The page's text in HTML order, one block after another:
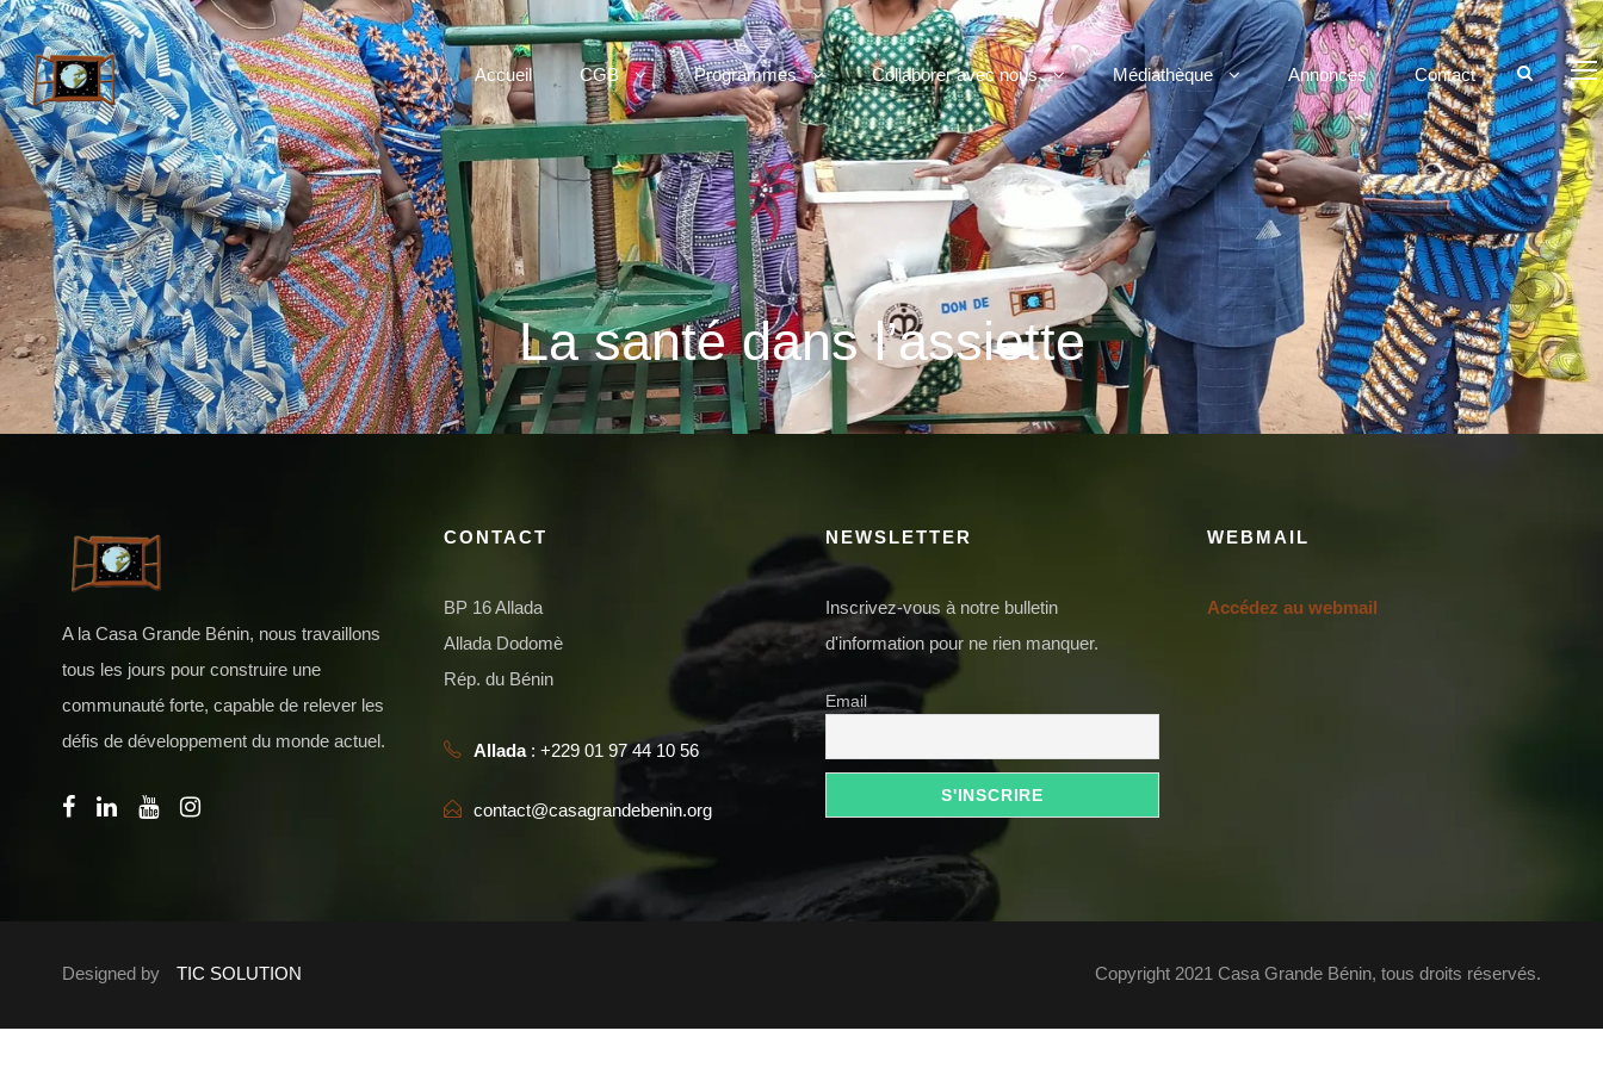
Accueil CGB Programmes Collaborer avec nous Médiathèque Annonces Contact
La santé dans l’assiette
A la Casa Grande Bénin, nous travaillons
tous les jours pour construire une
communauté forte, capable de relever les
défis de développement du monde actuel.
CONTACT
BP 16 Allada
Allada Dodomè
Rép. du Bénin
Allada: +229 01 97 44 10 56
contact@casagrandebenin.org
NEWSLETTER
Inscrivez-vous à notre bulletin
d'information pour ne rien manquer.
Email
WEBMAIL
Accédez au webmail
Designed by TIC SOLUTION Copyright 2021 Casa Grande Bénin, tous droits réservés.